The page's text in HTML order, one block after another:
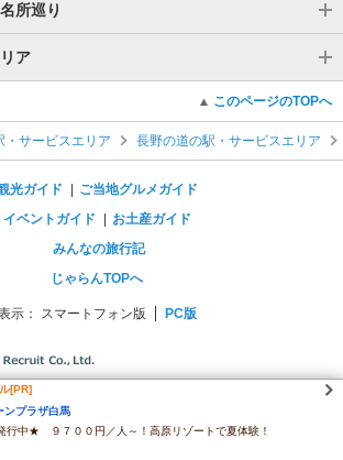
所巡り
ア
このページのTOPへ
・サービスエリア 長野の道の駅・サービスエリア
光ガイド
ご当地グルメガイド
イベントガイド
お土産ガイド
みんなの旅行記
じゃらんTOPへ
示： スマートフォン版 PC版
[PR]
ンプラザ白馬
行中★ ９７００円／人～！高原リゾートで夏体験！